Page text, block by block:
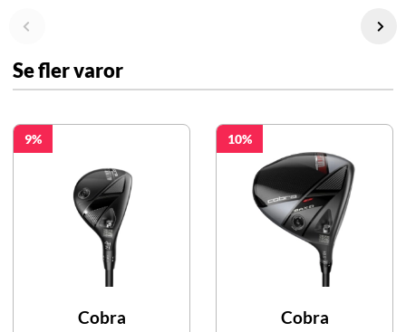
Se fler varor
9
Cobra
10
Cobra